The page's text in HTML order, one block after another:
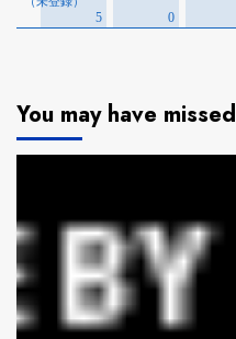
You may have missed